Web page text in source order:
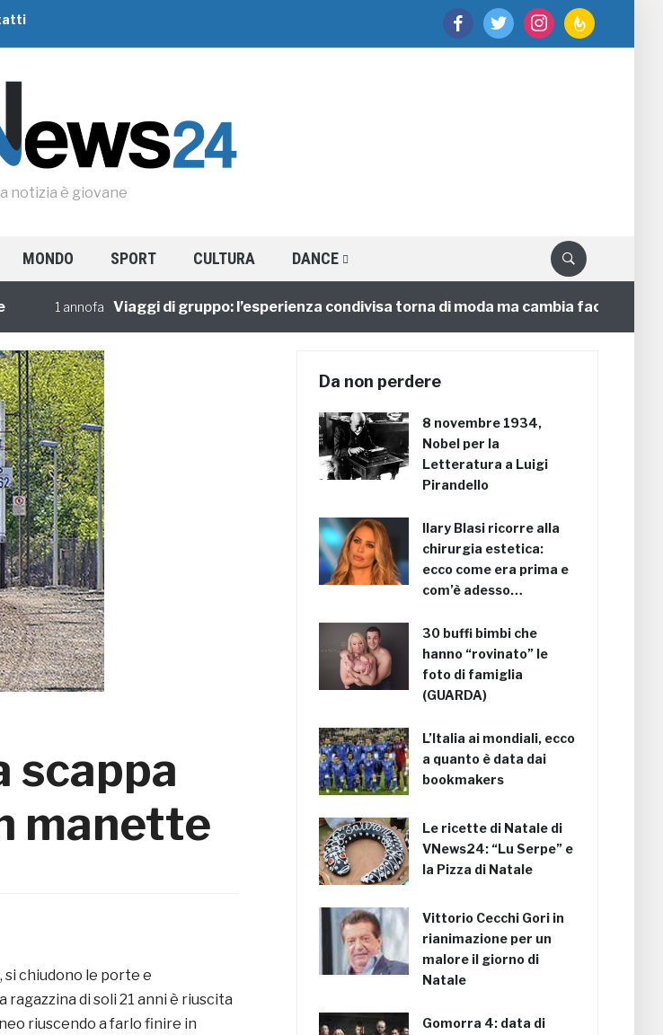
facebooktwitter instagramfeedburner
notizia è giovane
MONDO SPORT CULTURA DANCE
1 annofa Viaggi di gruppo: l’esperienza condivisa torna di moda ma cambia faccia
scappa
manette
si chiudono le porte e
ragazzina di soli 21 anni è riuscita
riuscendo a farlo finire in
Da non perdere
8 novembre 1934,
Nobel per la
Letteratura a Luigi
Pirandello
Ilary Blasi ricorre alla
chirurgia estetica:
ecco come era prima e
com’è adesso…
30 buffi bimbi che
hanno “rovinato” le
foto di famiglia
(GUARDA)
L’Italia ai mondiali, ecco
a quanto è data dai
bookmakers
Le ricette di Natale di
VNews24: “Lu Serpe” e
la Pizza di Natale
Vittorio Cecchi Gori in
rianimazione per un
malore il giorno di
Natale
Gomorra 4: data di